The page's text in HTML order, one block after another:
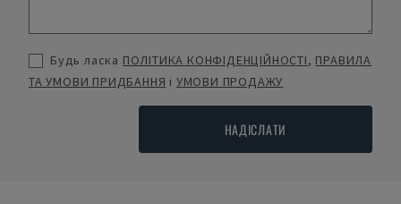
Будь ласка ПОЛІТИКА КОНФІДЕНЦІЙНОСТІ, ПРАВИЛА
ТА УМОВИ ПРИДБАННЯ і УМОВИ ПРОДАЖУ
НАДІСЛАТИ